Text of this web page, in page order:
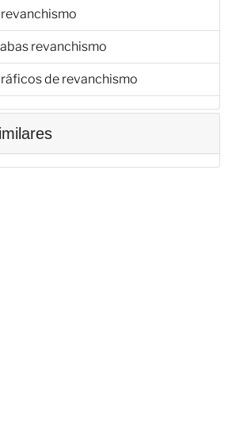
revanchismo
de revanchismo